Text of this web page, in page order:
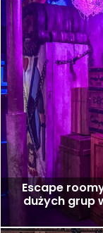
Escape
dużych grup